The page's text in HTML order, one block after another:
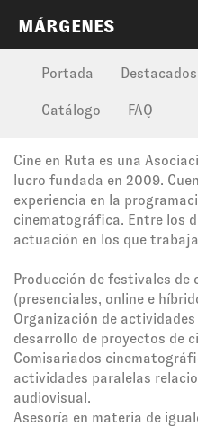
MÁRGENES
Portada Destacados
Catálogo FAQ
Cine en Ruta es una
lucro fundada en 2009.
experiencia en la
cinematográfica. Entre los
actuación en los que
Producción de festivales de
(presenciales, online e
Organización de
desarrollo de proyectos de
Comisariados
actividades paralelas
audiovisual.
Asesoría en materia de